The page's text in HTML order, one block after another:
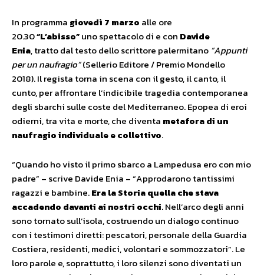
In programma giovedì 7 marzo alle ore
20.30“L’abisso”uno spettacolo di e con Davide
Enia, tratto dal testo dello scrittore palermitano “Appunti
per un naufragio”(Sellerio Editore / Premio Mondello
2018).Il regista torna in scena con il gesto, il canto, il
cunto, per affrontare l’indicibile tragedia contemporanea
degli sbarchi sulle coste del Mediterraneo. Epopea di eroi
odierni, tra vita e morte, che diventa metafora di un
naufragio individuale e collettivo.
“Quando ho visto il primo sbarco a Lampedusa ero con mio
padre” – scrive Davide Enia – “Approdarono tantissimi
ragazzi e bambine.Era la Storia quella che stava
accadendo davanti ai nostri occhi. Nell’arco degli anni
sono tornato sull’isola, costruendo un dialogo continuo
con i testimoni diretti: pescatori, personale della Guardia
Costiera, residenti, medici, volontari e sommozzatori”. Le
loro parole e, soprattutto, i loro silenzi sono diventati un